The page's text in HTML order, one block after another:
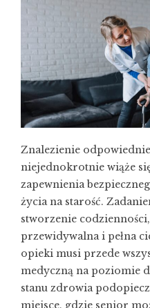
Znalezienie
niejednokrotnie wiąże
zapewnienia
życia na starość.
stworzenie
przewidywalna i pełna
opieki musi przede
medyczną na poziomie
stanu zdrowia
miejsce, gdzie senior